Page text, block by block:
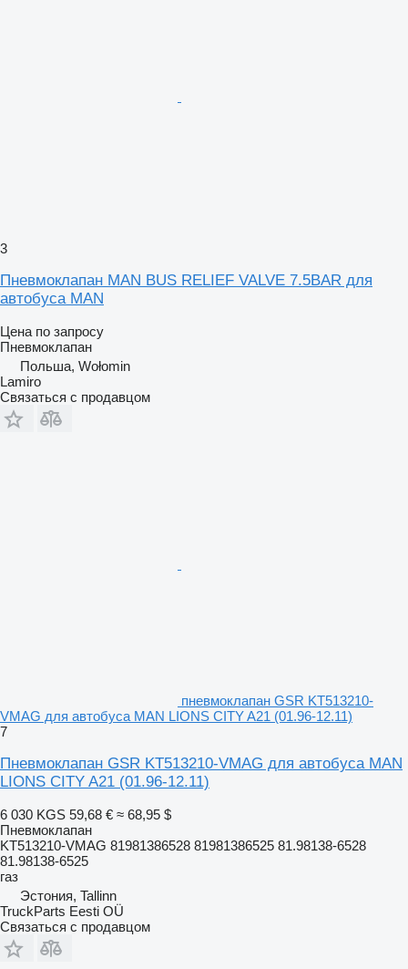
3
Пневмоклапан MAN BUS RELIEF VALVE 7.5BAR для
автобуса MAN
Цена по запросу
Пневмоклапан
Польша, Wołomin
Lamiro
Связаться с продавцом
пневмоклапан GSR KT513210-
VMAG для автобуса MAN LIONS CITY A21 (01.96-12.11)
7
Пневмоклапан GSR KT513210-VMAG для автобуса MAN
LIONS CITY A21 (01.96-12.11)
6 030 KGS 59,68 € ≈ 68,95 $
Пневмоклапан
KT513210-VMAG 81981386528 81981386525 81.98138-6528
81.98138-6525
газ
Эстония, Tallinn
TruckParts Eesti OÜ
Связаться с продавцом